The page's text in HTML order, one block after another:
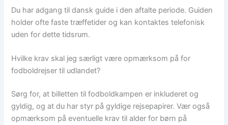
Du har adgang til dansk guide i den aftalte periode. Guiden
holder ofte faste træffetider og kan kontaktes telefonisk
uden for dette tidsrum.
Hvilke krav skal jeg særligt være opmærksom på for
fodboldrejser til udlandet?
Sørg for, at billetten til fodboldkampen er inkluderet og
gyldig, og at du har styr på gyldige rejsepapirer. Vær også
opmærksom på eventuelle krav til alder for børn på